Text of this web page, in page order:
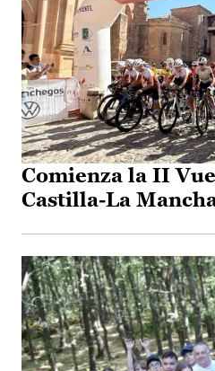
Comienza la II
Castilla-La